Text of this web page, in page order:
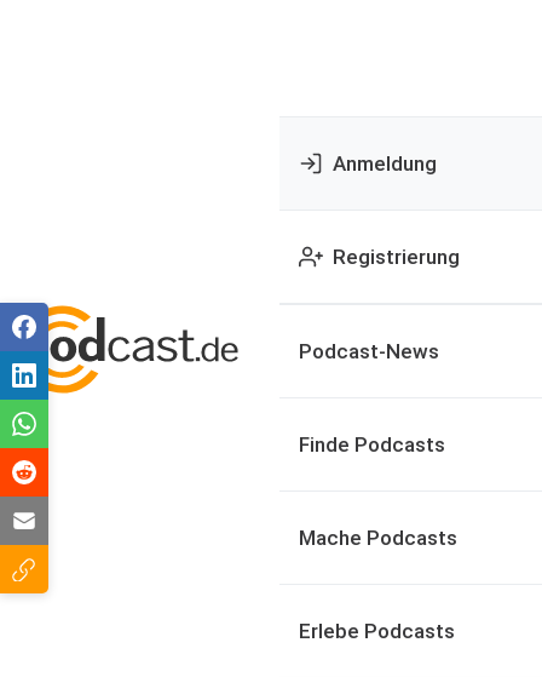
Anmeldung
Registrierung
Podcast-News
Finde Podcasts
Mache Podcasts
Erlebe Podcasts